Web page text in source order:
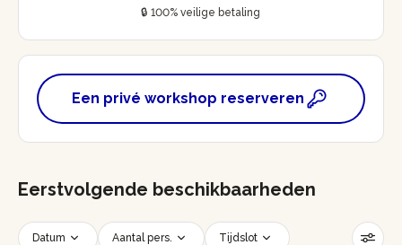
🔒 100% veilige betaling
Een privé workshop reserveren
Eerstvolgende beschikbaarheden
Datum Aantal pers. Tijdslot